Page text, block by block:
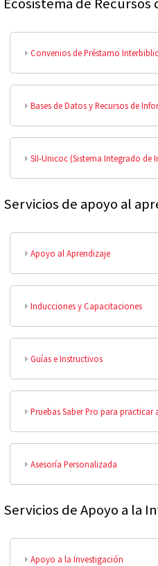
Convenios de Préstamo
Bases de Datos y Recursos de
SII-Unicoc (Sistema Integrado de
Servicios de apoyo al
Apoyo al Aprendizaje
Inducciones y Capacitaciones
Guías e Instructivos
Pruebas Saber Pro para practicar
Asesoría Personalizada
Servicios de Apoyo a la
Apoyo a la Investigación